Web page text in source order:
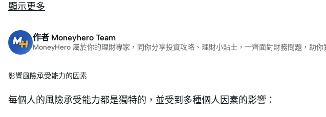
顯示更多
作者 Moneyhero Team
MoneyHero 屬於你的理財專家，同你分享投資攻略、理財小貼士，一齊面對財務問題，助
影響風險承受能力的因素
每個人的風險承受能力都是獨特的，並受到多種個人因素的影響：